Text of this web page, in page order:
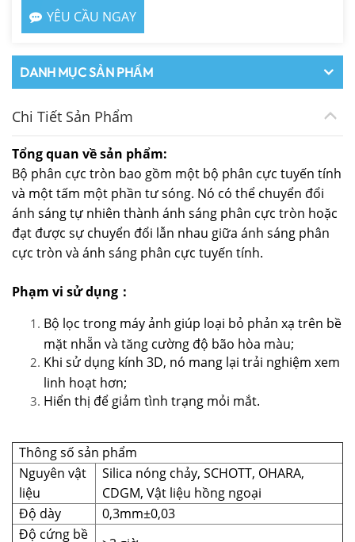
YÊU CẦU NGAY
DANH MỤC SẢN PHẨM
Chi Tiết Sản Phẩm
Tổng quan về sản phẩm:
Bộ phân cực tròn bao gồm một bộ phân cực tuyến tính
và một tấm một phần tư sóng. Nó có thể chuyển đổi
ánh sáng tự nhiên thành ánh sáng phân cực tròn hoặc
đạt được sự chuyển đổi lẫn nhau giữa ánh sáng phân
cực tròn và ánh sáng phân cực tuyến tính.​
Phạm vi sử dụng：
Bộ lọc trong máy ảnh giúp loại bỏ phản xạ trên bề
mặt nhẵn và tăng cường độ bão hòa màu;
Khi sử dụng kính 3D, nó mang lại trải nghiệm xem
linh hoạt hơn;
Hiển thị để giảm tình trạng mỏi mắt.
Thông số sản phẩm
Nguyên vật
liệu
Silica nóng chảy, SCHOTT, OHARA,
CDGM, Vật liệu hồng ngoại
Độ dày
0,3mm±0,03
Độ cứng bề